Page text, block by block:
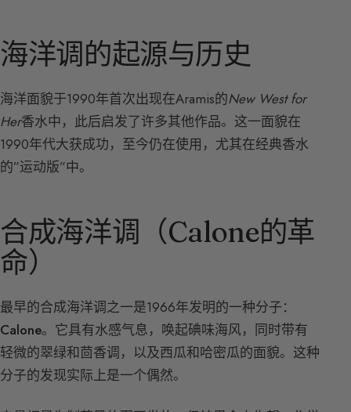
海洋调的起源与历史
海洋面貌于1990年首次出现在Aramis的New West for
Her香水中，此后启发了许多其他作品。这一面貌在
1990年代大获成功，至今仍在使用，尤其在经典香水
的”运动版”中。
合成海洋调（Calone的革
命）
最早的合成海洋调之一是1966年发明的一种分子：
Calone。它具有水感气息，唤起碘味海风，同时带有
轻微的翠绿和茴香调，以及西瓜和哈密瓜的面貌。这种
分子的发现实际上是一个偶然。